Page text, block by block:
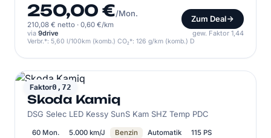
250,00 €/Mon.
210,08 € netto · 0,60 €/km
Zum Deal
via 9drive gew. Faktor 1,44
Verbr.*: 5,60 l/100km (komb.) CO₂*: 126 g/km (komb.) D
Faktor0,72
SKODA
Skoda Kamiq
DSG Selec LED Kessy SunS Kam SHZ Temp PDC
60 Mon. 5.000 km/J Benzin Automatik 115 PS